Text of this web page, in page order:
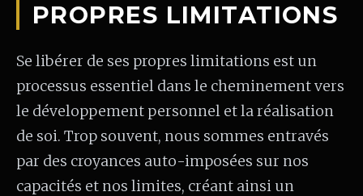
PROPRES LIMITATIONS
Se libérer de ses propres limitations est un
processus essentiel dans le cheminement vers
le développement personnel et la réalisation
de soi. Trop souvent, nous sommes entravés
par des croyances auto-imposées sur nos
capacités et nos limites, créant ainsi un